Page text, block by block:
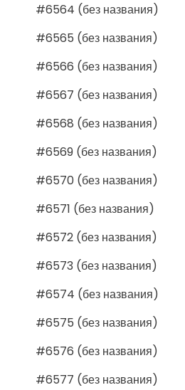
#6564 (без названия)
#6565 (без названия)
#6566 (без названия)
#6567 (без названия)
#6568 (без названия)
#6569 (без названия)
#6570 (без названия)
#6571 (без названия)
#6572 (без названия)
#6573 (без названия)
#6574 (без названия)
#6575 (без названия)
#6576 (без названия)
#6577 (без названия)